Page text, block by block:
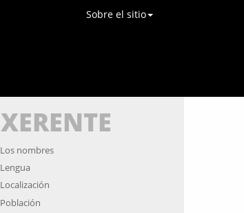
Sobre el sitio
XERENTE
Los nombres
Lengua
Localización
Población